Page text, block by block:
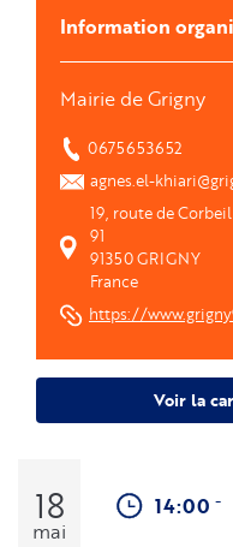
Information
Mairie de Grigny
0675653652
agnes.el-
19, route de
91
91350GRIGNY
France
https://
Voir la
18
mai
14:00 -